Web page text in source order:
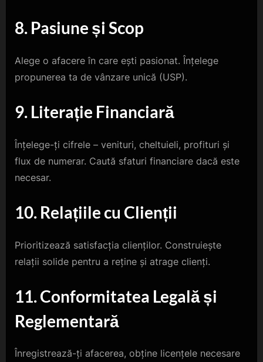
8. Pasiune și Scop
Alege o afacere în care ești pasionat. Înțelege
propunerea ta de vânzare unică (USP).
9. Literație Financiară
Înțelege-ți cifrele – venituri, cheltuieli, profituri și
flux de numerar. Caută sfaturi financiare dacă este
necesar.
10. Relațiile cu Clienții
Prioritizează satisfacția clienților. Construiește
relații solide pentru a reține și atrage clienți.
11. Conformitatea Legală și
Reglementară
Înregistrează-ți afacerea, obține licențele necesare